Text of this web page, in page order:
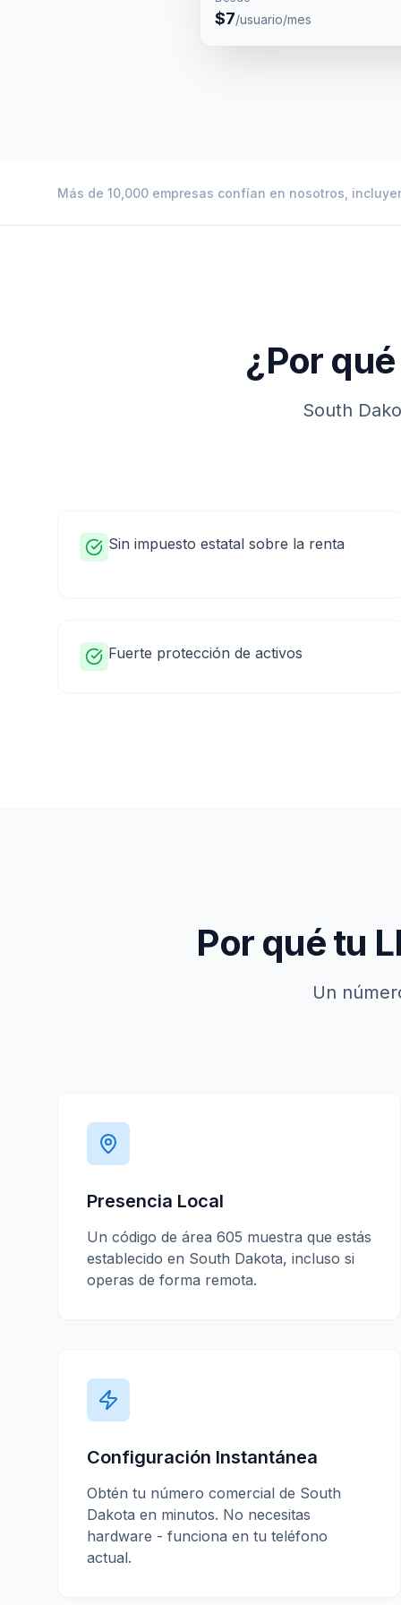
$7/usuario/mes
Más de 10,000 empresas confían en nosotros,
¿Por
South
Sin impuesto estatal sobre la renta
Fuerte protección de activos
Por qué tu
Un
Presencia Local
Un código de área 605 muestra que estás
establecido en South Dakota, incluso si
operas de forma remota.
Configuración Instantánea
Obtén tu número comercial de South
Dakota en minutos. No necesitas
hardware - funciona en tu teléfono
actual.